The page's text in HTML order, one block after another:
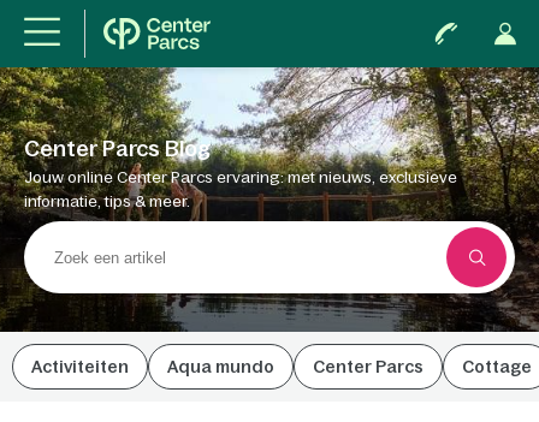
Center Parcs Blog
Jouw online Center Parcs ervaring: met nieuws, exclusieve
informatie, tips & meer.
Activiteiten Aqua mundo Center Parcs Cottage